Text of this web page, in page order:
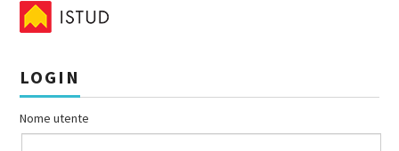
LOGIN
Nome utente